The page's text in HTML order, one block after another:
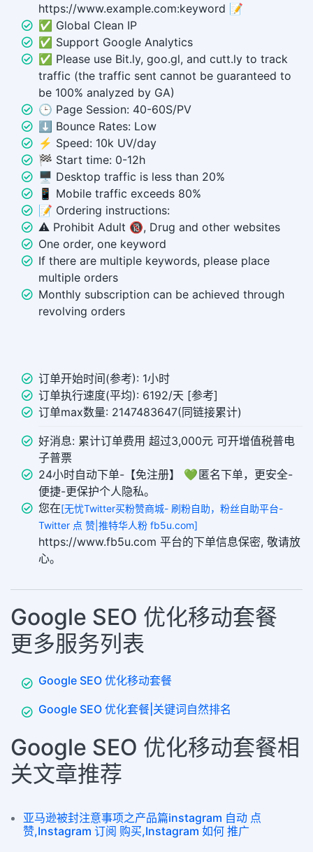
https://www.example.com:keyword 📝
✅ Global Clean IP
✅ Support Google Analytics
✅ Please use Bit.ly, goo.gl, and cutt.ly to track
traffic (the traffic sent cannot be guaranteed to
be 100% analyzed by GA)
🕒 Page Session: 40-60S/PV
⬇️ Bounce Rates: Low
⚡ Speed: 10k UV/day
🏁 Start time: 0-12h
🖥️ Desktop traffic is less than 20%
📱 Mobile traffic exceeds 80%
📝 Ordering instructions:
⚠️ Prohibit Adult 🔞, Drug and other websites
One order, one keyword
If there are multiple keywords, please place
multiple orders
Monthly subscription can be achieved through
revolving orders
订单开始时间(参考): 1小时
订单执行速度(平均): 6192/天 [参考]
订单max数量: 2147483647(同链接累计)
好消息: 累计订单费用 超过3,000元 可开增值税普电
子普票
24小时自动下单-【免注册】 💚 匿名下单，更安全-
便捷-更保护个人隐私。
您在[无忧Twitter买粉赞商城- 刷粉自助，粉丝自助平台-
Twitter 点 赞|推特华人粉 fb5u.com]
https://www.fb5u.com 平台的下单信息保密, 敬请放
心。
Google SEO 优化移动套餐
更多服务列表
Google SEO 优化移动套餐
Google SEO 优化套餐|关键词自然排名
Google SEO 优化移动套餐相
关文章推荐
亚马逊被封注意事项之产品篇instagram 自动 点
赞,Instagram 订阅 购买,Instagram 如何 推广